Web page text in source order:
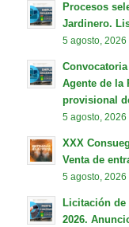
Procesos
Jardinero.
5 agosto, 2026
Agente de la
provisional
5 agosto, 2026
XXX
Venta de
5 agosto, 2026
Licitación
2026.